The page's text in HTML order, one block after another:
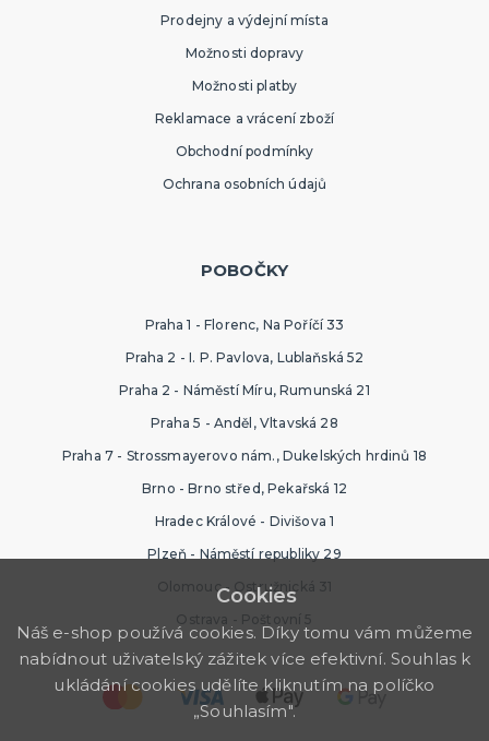
Prodejny a výdejní místa
Možnosti dopravy
Možnosti platby
Reklamace a vrácení zboží
Obchodní podmínky
Ochrana osobních údajů
POBOČKY
Praha 1 - Florenc, Na Poříčí 33
Praha 2 - I. P. Pavlova, Lublaňská 52
Praha 2 - Náměstí Míru, Rumunská 21
Praha 5 - Anděl, Vltavská 28
Praha 7 - Strossmayerovo nám., Dukelských hrdinů 18
Brno - Brno střed, Pekařská 12
Hradec Králové - Divišova 1
Plzeň - Náměstí republiky 29
Olomouc - Ostružnická 31
Ostrava - Poštovní 5
Cookies
Náš e-shop používá cookies. Díky tomu vám můžeme
nabídnout uživatelský zážitek více efektivní. Souhlas k
ukládání cookies udělíte kliknutím na políčko
„Souhlasím".